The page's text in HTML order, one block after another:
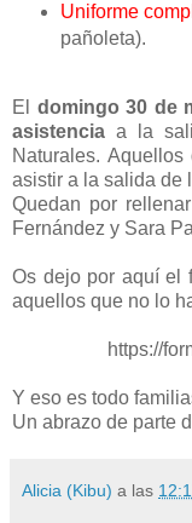
Uniforme
pañoleta).
El domingo 30 de
asistencia a la
Naturales.
asistir a la salida de
Quedan por
Fernández y Sara
Os dejo por aquí el
aquellos que no lo
https://
Y eso es todo
Un abrazo de parte
Alicia (Kibu) a las